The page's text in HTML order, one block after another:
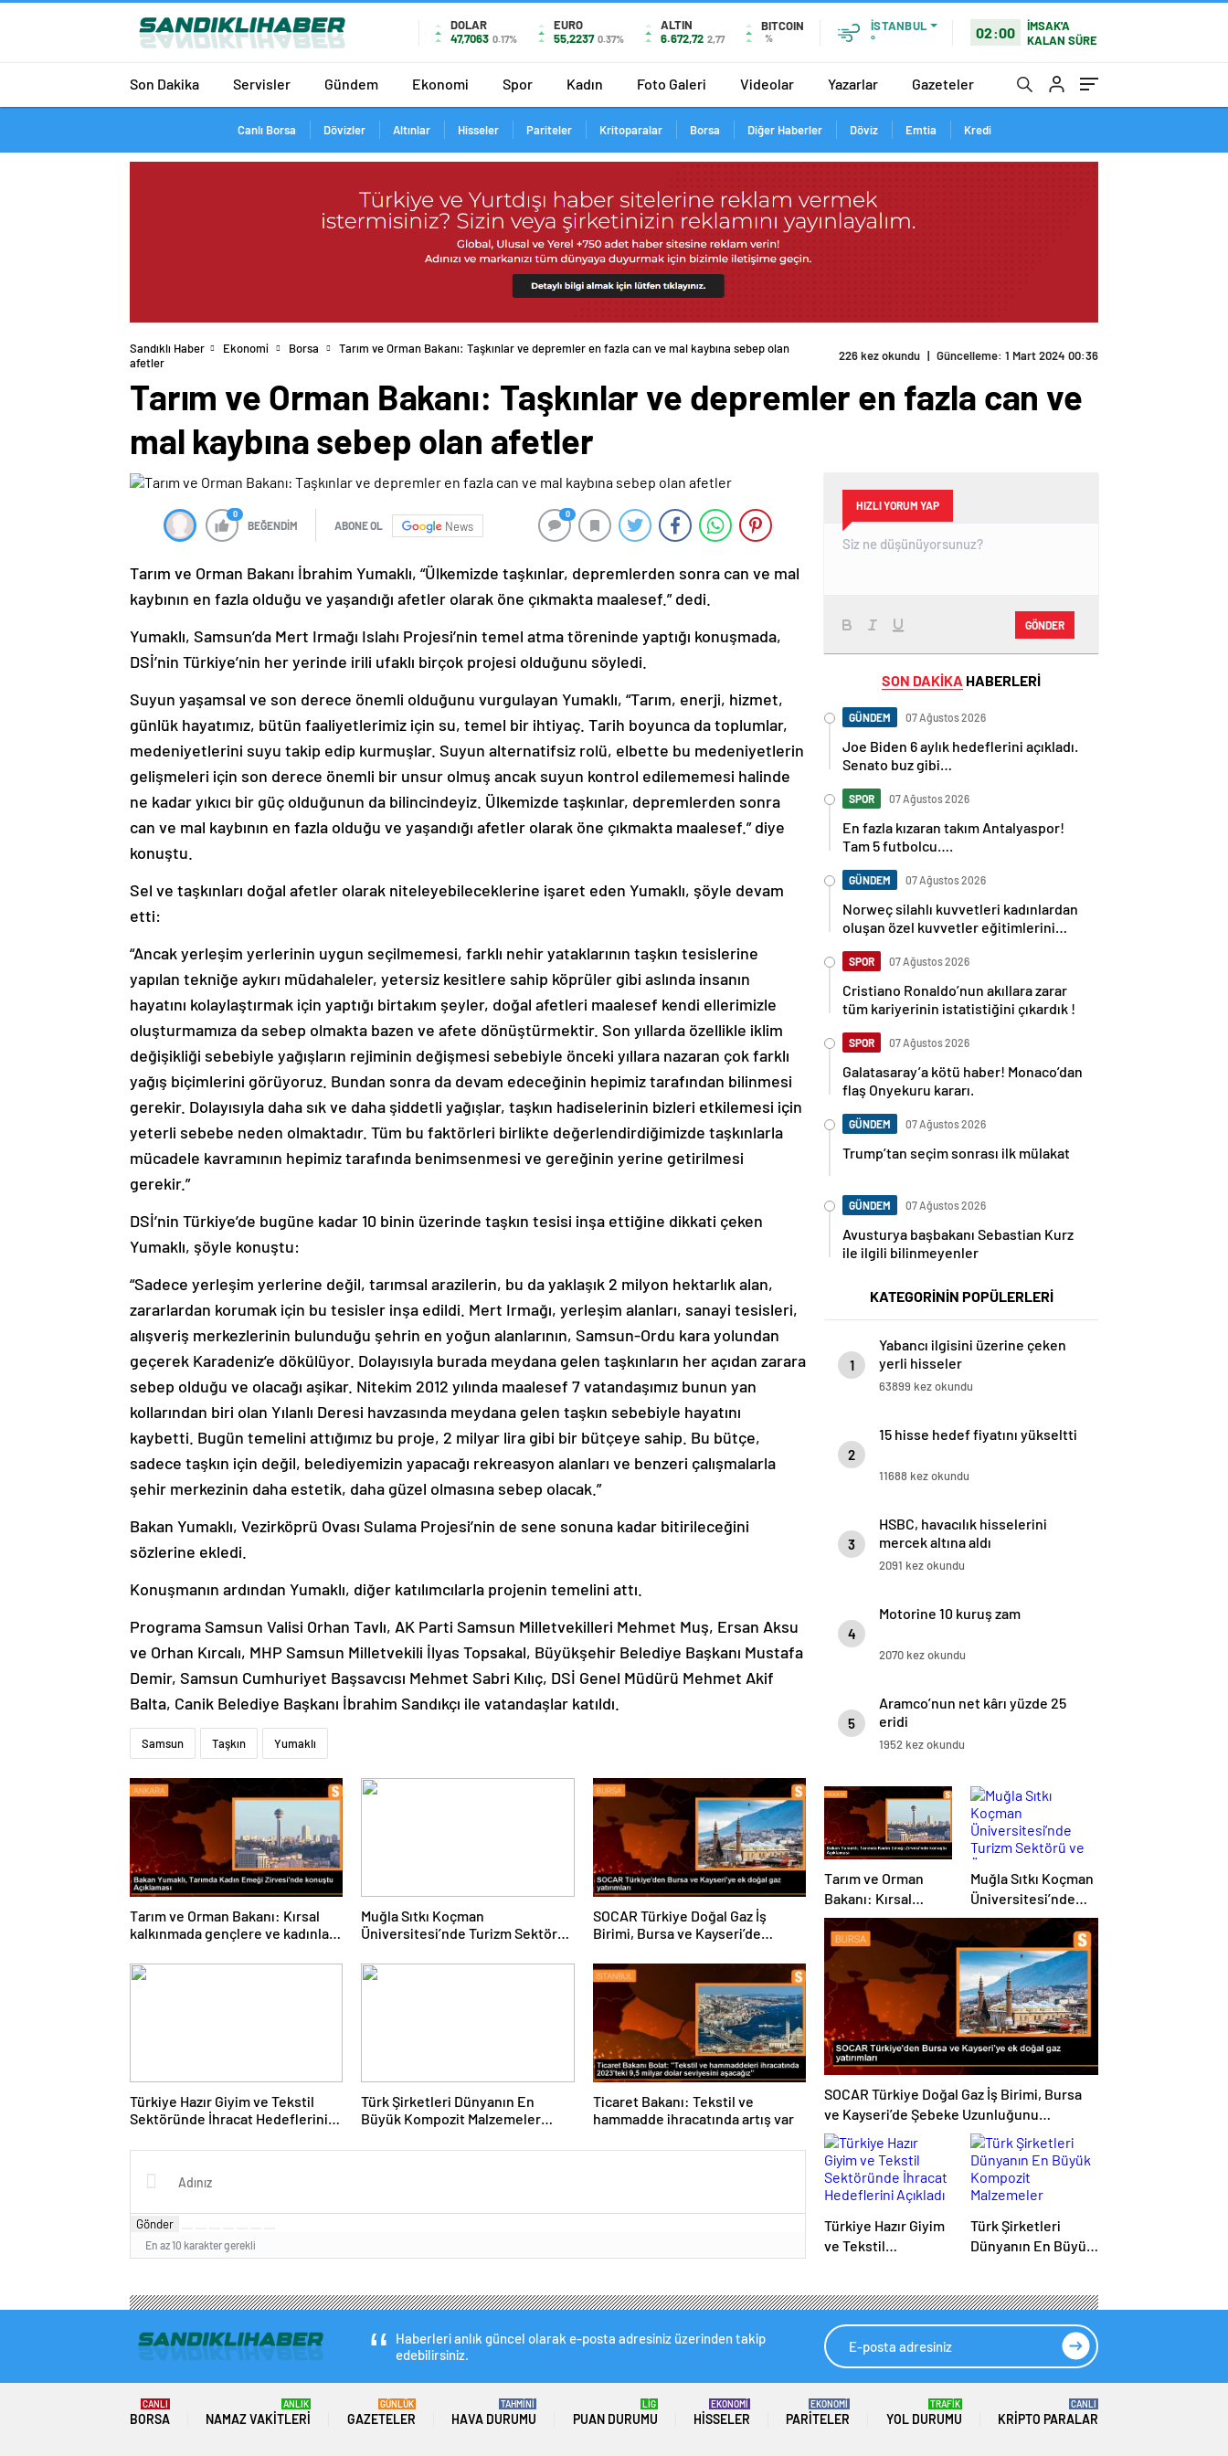
DOLAR
47,7063 0.17%
EURO
55,2237 0.37%
ALTIN
6.672,72 2,77
BITCOIN
%
İSTANBUL
°
02:00
İMSAK'A
KALAN SÜRE
Son Dakika Servisler Gündem Ekonomi Spor Kadın Foto Galeri Videolar Yazarlar Gazeteler
Canlı Borsa Dövizler Altınlar Hisseler Pariteler Kritoparalar Borsa Diğer Haberler Döviz Emtia Kredi
Sandıklı Haber Ekonomi Borsa
Tarım ve Orman Bakanı: Taşkınlar ve depremler en fazla can ve mal kaybına sebep olan
afetler
226 kez okundu | Güncelleme: 1 Mart 2024 00:36
Tarım ve Orman Bakanı: Taşkınlar ve depremler en fazla can ve
mal kaybına sebep olan afetler
0
BEĞENDİM ABONE OL News
0
Tarım ve Orman Bakanı İbrahim Yumaklı, “Ülkemizde taşkınlar, depremlerden sonra can ve mal
kaybının en fazla olduğu ve yaşandığı afetler olarak öne çıkmakta maalesef.” dedi.
Yumaklı, Samsun’da Mert Irmağı Islahı Projesi’nin temel atma töreninde yaptığı konuşmada,
DSİ’nin Türkiye’nin her yerinde irili ufaklı birçok projesi olduğunu söyledi.
Suyun yaşamsal ve son derece önemli olduğunu vurgulayan Yumaklı, “Tarım, enerji, hizmet,
günlük hayatımız, bütün faaliyetlerimiz için su, temel bir ihtiyaç. Tarih boyunca da toplumlar,
medeniyetlerini suyu takip edip kurmuşlar. Suyun alternatifsiz rolü, elbette bu medeniyetlerin
gelişmeleri için son derece önemli bir unsur olmuş ancak suyun kontrol edilememesi halinde
ne kadar yıkıcı bir güç olduğunun da bilincindeyiz. Ülkemizde taşkınlar, depremlerden sonra
can ve mal kaybının en fazla olduğu ve yaşandığı afetler olarak öne çıkmakta maalesef.” diye
konuştu.
Sel ve taşkınları doğal afetler olarak niteleyebileceklerine işaret eden Yumaklı, şöyle devam
etti:
“Ancak yerleşim yerlerinin uygun seçilmemesi, farklı nehir yataklarının taşkın tesislerine
yapılan tekniğe aykırı müdahaleler, yetersiz kesitlere sahip köprüler gibi aslında insanın
hayatını kolaylaştırmak için yaptığı birtakım şeyler, doğal afetleri maalesef kendi ellerimizle
oluşturmamıza da sebep olmakta bazen ve afete dönüştürmektir. Son yıllarda özellikle iklim
değişikliği sebebiyle yağışların rejiminin değişmesi sebebiyle önceki yıllara nazaran çok farklı
yağış biçimlerini görüyoruz. Bundan sonra da devam edeceğinin hepimiz tarafından bilinmesi
gerekir. Dolayısıyla daha sık ve daha şiddetli yağışlar, taşkın hadiselerinin bizleri etkilemesi için
yeterli sebebe neden olmaktadır. Tüm bu faktörleri birlikte değerlendirdiğimizde taşkınlarla
mücadele kavramının hepimiz tarafında benimsenmesi ve gereğinin yerine getirilmesi
gerekir.”
DSİ’nin Türkiye’de bugüne kadar 10 binin üzerinde taşkın tesisi inşa ettiğine dikkati çeken
Yumaklı, şöyle konuştu:
“Sadece yerleşim yerlerine değil, tarımsal arazilerin, bu da yaklaşık 2 milyon hektarlık alan,
zararlardan korumak için bu tesisler inşa edildi. Mert Irmağı, yerleşim alanları, sanayi tesisleri,
alışveriş merkezlerinin bulunduğu şehrin en yoğun alanlarının, Samsun-Ordu kara yolundan
geçerek Karadeniz’e dökülüyor. Dolayısıyla burada meydana gelen taşkınların her açıdan zarara
sebep olduğu ve olacağı aşikar. Nitekim 2012 yılında maalesef 7 vatandaşımız bunun yan
kollarından biri olan Yılanlı Deresi havzasında meydana gelen taşkın sebebiyle hayatını
kaybetti. Bugün temelini attığımız bu proje, 2 milyar lira gibi bir bütçeye sahip. Bu bütçe,
sadece taşkın için değil, belediyemizin yapacağı rekreasyon alanları ve benzeri çalışmalarla
şehir merkezinin daha estetik, daha güzel olmasına sebep olacak.”
Bakan Yumaklı, Vezirköprü Ovası Sulama Projesi’nin de sene sonuna kadar bitirileceğini
sözlerine ekledi.
Konuşmanın ardından Yumaklı, diğer katılımcılarla projenin temelini attı.
Programa Samsun Valisi Orhan Tavlı, AK Parti Samsun Milletvekilleri Mehmet Muş, Ersan Aksu
ve Orhan Kırcalı, MHP Samsun Milletvekili İlyas Topsakal, Büyükşehir Belediye Başkanı Mustafa
Demir, Samsun Cumhuriyet Başsavcısı Mehmet Sabri Kılıç, DSİ Genel Müdürü Mehmet Akif
Balta, Canik Belediye Başkanı İbrahim Sandıkçı ile vatandaşlar katıldı.
Samsun Taşkın Yumaklı
Tarım ve Orman Bakanı: Kırsal
kalkınmada gençlere ve kadınlara
Muğla Sıtkı Koçman
Üniversitesi’nde Turizm Sektörü
SOCAR Türkiye Doğal Gaz İş
Birimi, Bursa ve Kayseri’de
Türkiye Hazır Giyim ve Tekstil
Sektöründe İhracat Hedeflerini
Türk Şirketleri Dünyanın En
Büyük Kompozit Malzemeler
Ticaret Bakanı: Tekstil ve
hammadde ihracatında artış var
Gönder
En az 10 karakter gerekli
HIZLI YORUM YAP
GÖNDER
SON DAKİKA HABERLERİ
GÜNDEM 07 Ağustos 2026
Joe Biden 6 aylık hedeflerini açıkladı.
Senato buz gibi…
SPOR 07 Ağustos 2026
En fazla kızaran takım Antalyaspor!
Tam 5 futbolcu….
GÜNDEM 07 Ağustos 2026
Norweç silahlı kuvvetleri kadınlardan
oluşan özel kuvvetler eğitimlerini
SPOR 07 Ağustos 2026
Cristiano Ronaldo’nun akıllara zarar
tüm kariyerinin istatistiğini çıkardık !
SPOR 07 Ağustos 2026
Galatasaray’a kötü haber! Monaco’dan
flaş Onyekuru kararı.
GÜNDEM 07 Ağustos 2026
Trump’tan seçim sonrası ilk mülakat
GÜNDEM 07 Ağustos 2026
Avusturya başbakanı Sebastian Kurz
ile ilgili bilinmeyenler
KATEGORİNİN POPÜLERLERİ
1
Yabancı ilgisini üzerine çeken
yerli hisseler
63899 kez okundu
2
15 hisse hedef fiyatını yükseltti
11688 kez okundu
3
HSBC, havacılık hisselerini
mercek altına aldı
2091 kez okundu
4
Motorine 10 kuruş zam
2070 kez okundu
5
Aramco’nun net kârı yüzde 25
eridi
1952 kez okundu
Tarım ve Orman
Bakanı: Kırsal
kalkınmada
gençlere ve
kadınlara pozitif
ayrımcılık yapıyoruz
Muğla Sıtkı Koçman
Üniversitesi’nde
Turizm Sektörü ve
Öğrenciler Buluştu
SOCAR Türkiye Doğal Gaz İş Birimi, Bursa
ve Kayseri’de Şebeke Uzunluğunu
Artıracak
Türkiye Hazır Giyim
ve Tekstil
Türk Şirketleri
Dünyanın En Büyük
Fuarında
Haberleri anlık güncel olarak e-posta adresiniz üzerinden takip
edebilirsiniz.
BORSA
CANLI
NAMAZ VAKITLERI
ANLIK
GAZETELER
GÜNLÜK
HAVA DURUMU
TAHMİNİ
PUAN DURUMU
LİG
HISSELER
EKONOMİ
PARITELER
EKONOMİ
YOL DURUMU
TRAFİK
KRIPTO PARALAR
CANLI